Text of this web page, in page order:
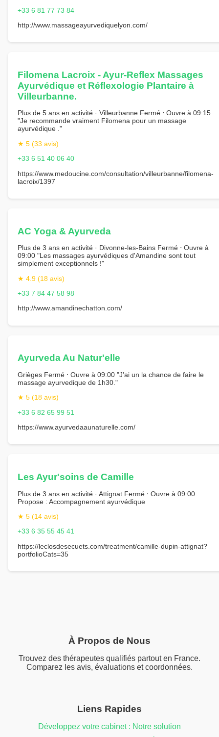
+33 6 81 77 73 84
http://www.massageayurvediquelyon.com/
Filomena Lacroix - Ayur-Reflex Massages
Ayurvédique et Réflexologie Plantaire à
Villeurbanne.
Plus de 5 ans en activité · Villeurbanne Fermé ⋅ Ouvre à 09:15
"Je recommande vraiment Filomena pour un massage
ayurvédique ."
★ 5 (33 avis)
+33 6 51 40 06 40
https://www.medoucine.com/consultation/villeurbanne/filomena-
lacroix/1397
AC Yoga & Ayurveda
Plus de 3 ans en activité · Divonne-les-Bains Fermé ⋅ Ouvre à
09:00 "Les massages ayurvédiques d'Amandine sont tout
simplement exceptionnels !"
★ 4.9 (18 avis)
+33 7 84 47 58 98
http://www.amandinechatton.com/
Ayurveda Au Natur'elle
Grièges Fermé ⋅ Ouvre à 09:00 "J'ai un la chance de faire le
massage ayurvedique de 1h30."
★ 5 (18 avis)
+33 6 82 65 99 51
https://www.ayurvedaaunaturelle.com/
Les Ayur'soins de Camille
Plus de 3 ans en activité · Attignat Fermé ⋅ Ouvre à 09:00
Propose : Accompagnement ayurvédique
★ 5 (14 avis)
+33 6 35 55 45 41
https://leclosdesecuets.com/treatment/camille-dupin-attignat?
portfolioCats=35
À Propos de Nous
Trouvez des thérapeutes qualifiés partout en France.
Comparez les avis, évaluations et coordonnées.
Liens Rapides
Développez votre cabinet : Notre solution